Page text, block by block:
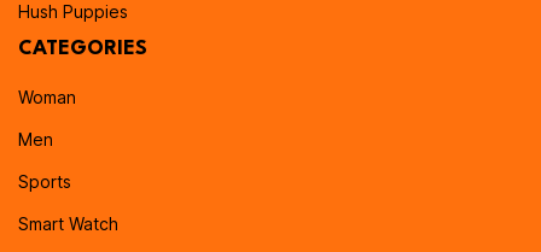
Hush Puppies
CATEGORIES
Woman
Men
Sports
Smart Watch